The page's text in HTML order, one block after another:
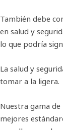
También debe
en salud y
lo que podría
La salud y
tomar a la ligera.
Nuestra gama
mejores